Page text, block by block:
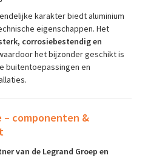
karakter biedt aluminium
eigenschappen. Het
corrosiebestendig en
het bijzonder geschikt is
buitentoepassingen en
– componenten &
van de Legrand Groep en